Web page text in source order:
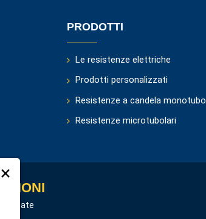
PRODOTTI
Le resistenze elettriche
Prodotti personalizzati
Resistenze a candela monotubo
Resistenze microtubolari
×